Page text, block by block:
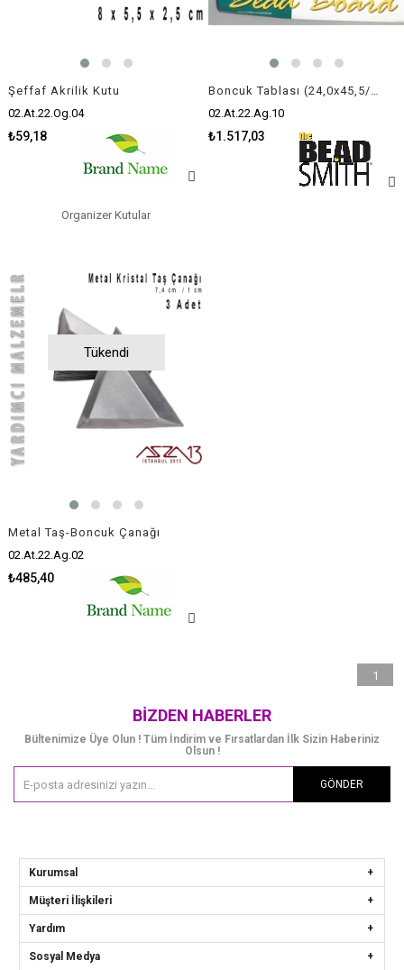
Şeffaf Akrilik Kutu
02.At.22.Og.04
₺59,18
02.At.22.Ag.10
₺1.517,03
Organizer Kutular
Tükendi
Metal Taş-Boncuk Çanağı
02.At.22.Ag.02
₺485,40
1
BIZDEN HABERLER
Bültenimize Üye Olun ! Tüm İndirim ve Fırsatlardan İlk Sizin Haberiniz
Olsun !
GÖNDER
Kurumsal
Müşteri İlişkileri
Yardım
Sosyal Medya